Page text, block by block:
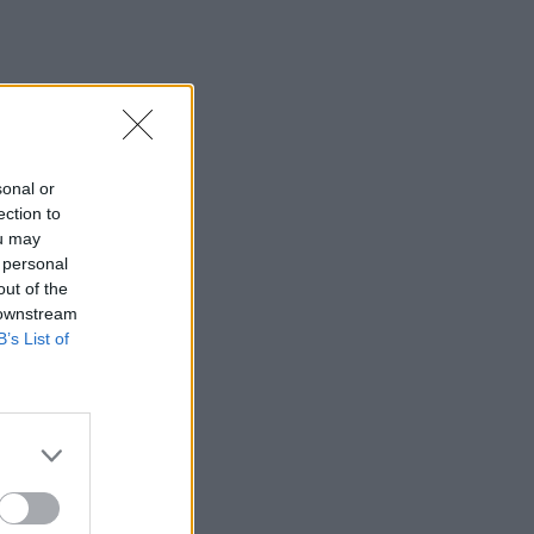
or
to
may
of the
List of
ΑΑΔΕ: Ανοιχτό το σύστημα Ενιαίας
Αίτησης Ενίσχυσης 2025 – Μέχρι πότε